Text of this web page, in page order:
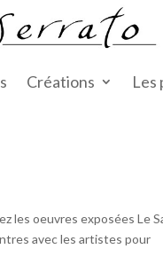
Créations Les
les oeuvres exposées Le
avec les artistes pour